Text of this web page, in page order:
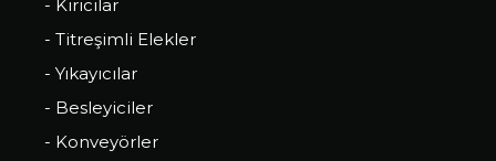
- Kırıcılar
- Titreşimli Elekler
- Yıkayıcılar
- Besleyiciler
- Konveyörler